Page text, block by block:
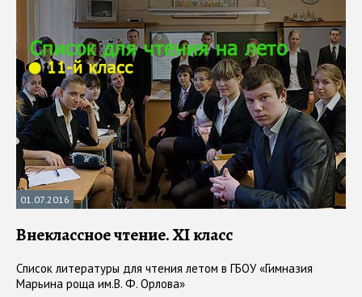
01.07.2016
Внеклассное чтение. ХI класс
Список литературы для чтения летом в ГБОУ «Гимназия
Марьина роща им.В. Ф. Орлова»